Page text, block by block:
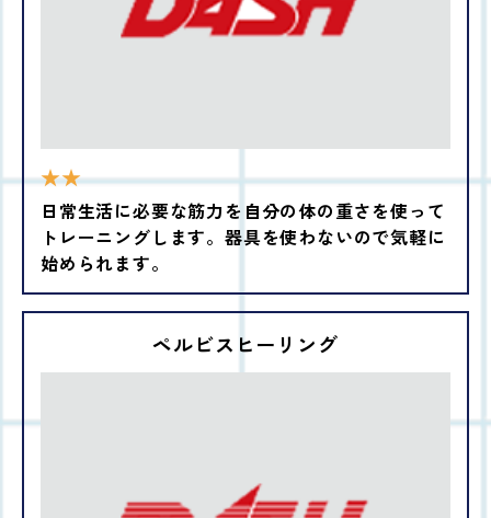
★★
日常生活に必要な筋力を自分の体の重さを使って
トレーニングします。器具を使わないので気軽に
始められます。
ペルビスヒーリング